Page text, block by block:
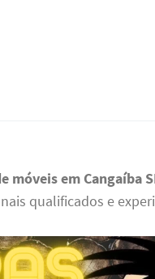
móveis em Cangaíba
qualificados e